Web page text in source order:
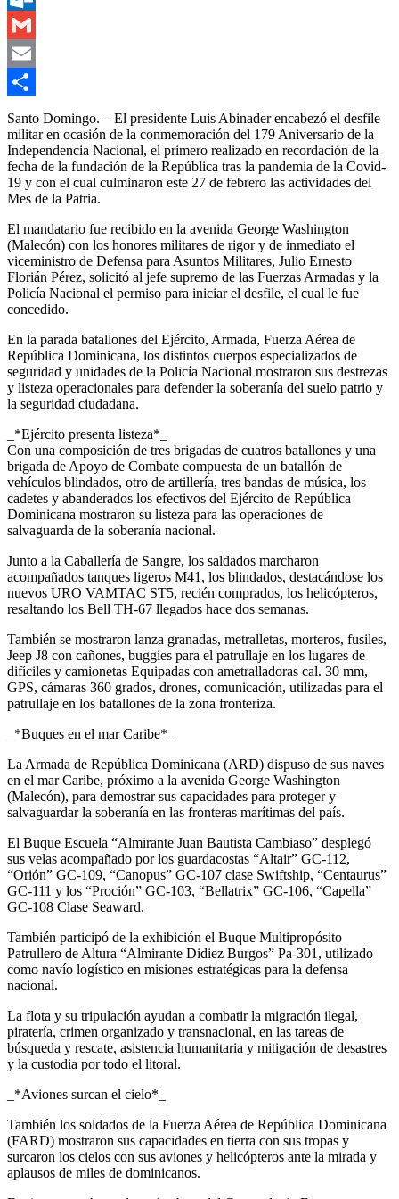
Outlook.com
Gmail
Email
Compartir
Santo Domingo. – El presidente Luis Abinader encabezó el desfile
militar en ocasión de la conmemoración del 179 Aniversario de la
Independencia Nacional, el primero realizado en recordación de la
fecha de la fundación de la República tras la pandemia de la Covid-
19 y con el cual culminaron este 27 de febrero las actividades del
Mes de la Patria.
El mandatario fue recibido en la avenida George Washington
(Malecón) con los honores militares de rigor y de inmediato el
viceministro de Defensa para Asuntos Militares, Julio Ernesto
Florián Pérez, solicitó al jefe supremo de las Fuerzas Armadas y la
Policía Nacional el permiso para iniciar el desfile, el cual le fue
concedido.
En la parada batallones del Ejército, Armada, Fuerza Aérea de
República Dominicana, los distintos cuerpos especializados de
seguridad y unidades de la Policía Nacional mostraron sus destrezas
y listeza operacionales para defender la soberanía del suelo patrio y
la seguridad ciudadana.
_*Ejército presenta listeza*_
Con una composición de tres brigadas de cuatros batallones y una
brigada de Apoyo de Combate compuesta de un batallón de
vehículos blindados, otro de artillería, tres bandas de música, los
cadetes y abanderados los efectivos del Ejército de República
Dominicana mostraron su listeza para las operaciones de
salvaguarda de la soberanía nacional.
Junto a la Caballería de Sangre, los saldados marcharon
acompañados tanques ligeros M41, los blindados, destacándose los
nuevos URO VAMTAC ST5, recién comprados, los helicópteros,
resaltando los Bell TH-67 llegados hace dos semanas.
También se mostraron lanza granadas, metralletas, morteros, fusiles,
Jeep J8 con cañones, buggies para el patrullaje en los lugares de
difíciles y camionetas Equipadas con ametralladoras cal. 30 mm,
GPS, cámaras 360 grados, drones, comunicación, utilizadas para el
patrullaje en los batallones de la zona fronteriza.
_*Buques en el mar Caribe*_
La Armada de República Dominicana (ARD) dispuso de sus naves
en el mar Caribe, próximo a la avenida George Washington
(Malecón), para demostrar sus capacidades para proteger y
salvaguardar la soberanía en las fronteras marítimas del país.
El Buque Escuela “Almirante Juan Bautista Cambiaso” desplegó
sus velas acompañado por los guardacostas “Altair” GC-112,
“Orión” GC-109, “Canopus” GC-107 clase Swiftship, “Centaurus”
GC-111 y los “Proción” GC-103, “Bellatrix” GC-106, “Capella”
GC-108 Clase Seaward.
También participó de la exhibición el Buque Multipropósito
Patrullero de Altura “Almirante Didiez Burgos” Pa-301, utilizado
como navío logístico en misiones estratégicas para la defensa
nacional.
La flota y su tripulación ayudan a combatir la migración ilegal,
piratería, crimen organizado y transnacional, en las tareas de
búsqueda y rescate, asistencia humanitaria y mitigación de desastres
y la custodia por todo el litoral.
_*Aviones surcan el cielo*_
También los soldados de la Fuerza Aérea de República Dominicana
(FARD) mostraron sus capacidades en tierra con sus tropas y
surcaron los cielos con sus aviones y helicópteros ante la mirada y
aplausos de miles de dominicanos.